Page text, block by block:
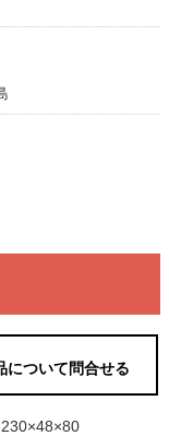
について問合せる